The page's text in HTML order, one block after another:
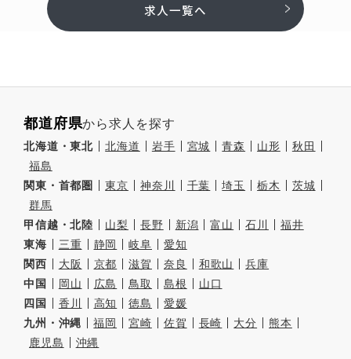
求人一覧へ
都道府県から求人を探す
北海道・東北 北海道 岩手 宮城 青森 山形
秋田
福島
関東・首都圏
東京 神奈川 千葉 埼玉 栃木
茨城
群馬
甲信越・北陸
山梨 長野 新潟 富山 石川
福井
東海
三重 静岡 岐阜
愛知
関西
大阪 京都 滋賀 奈良 和歌山
兵庫
中国
岡山 広島 鳥取 島根
山口
四国
香川 高知 徳島
愛媛
九州・沖縄
福岡 宮崎 佐賀 長崎 大分
熊本
鹿児島
沖縄